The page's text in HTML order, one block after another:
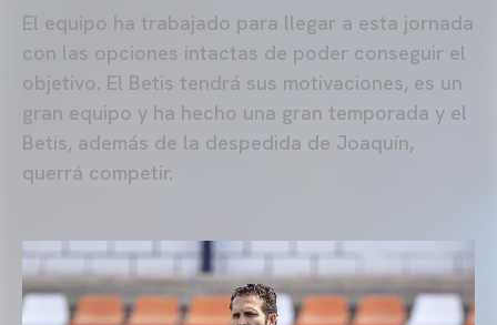
El equipo ha trabajado para llegar a esta jornada
con las opciones intactas de poder conseguir el
objetivo. El Betis tendrá sus motivaciones, es un
gran equipo y ha hecho una gran temporada y el
Betis, además de la despedida de Joaquín,
querrá competir.